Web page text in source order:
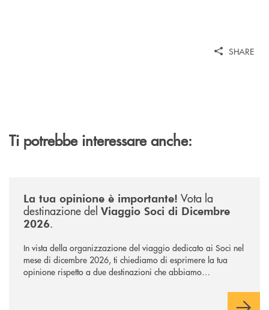
SHARE
Ti potrebbe interessare anche:
La tua opinione è importante! Vota la
destinazione del Viaggio Soci di Dicembre
2026.
In vista della organizzazione del viaggio dedicato ai Soci nel
mese di dicembre 2026, ti chiediamo di esprimere la tua
opinione rispetto a due destinazioni che abbiamo